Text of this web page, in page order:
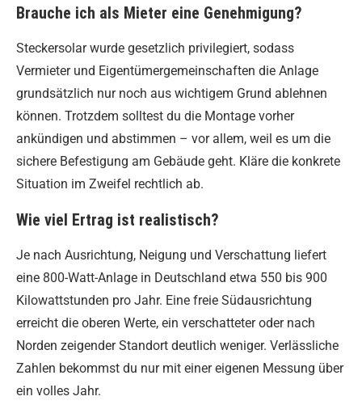
Brauche ich als Mieter eine Genehmigung?
Steckersolar wurde gesetzlich privilegiert, sodass
Vermieter und Eigentümergemeinschaften die Anlage
grundsätzlich nur noch aus wichtigem Grund ablehnen
können. Trotzdem solltest du die Montage vorher
ankündigen und abstimmen – vor allem, weil es um die
sichere Befestigung am Gebäude geht. Kläre die konkrete
Situation im Zweifel rechtlich ab.
Wie viel Ertrag ist realistisch?
Je nach Ausrichtung, Neigung und Verschattung liefert
eine 800-Watt-Anlage in Deutschland etwa 550 bis 900
Kilowattstunden pro Jahr. Eine freie Südausrichtung
erreicht die oberen Werte, ein verschatteter oder nach
Norden zeigender Standort deutlich weniger. Verlässliche
Zahlen bekommst du nur mit einer eigenen Messung über
ein volles Jahr.